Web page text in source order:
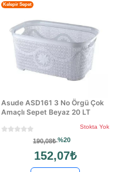
Asude ASD161 3 No Örgü Çok
Amaçlı Sepet Beyaz 20 LT
Kelepir Sepet
Stokta Yok
190,08₺%20
152,07₺